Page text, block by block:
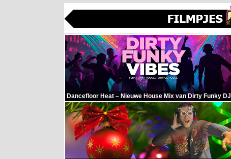
Dancefloor Heat – Nieuwe House Mix van Dirty Funky DJ